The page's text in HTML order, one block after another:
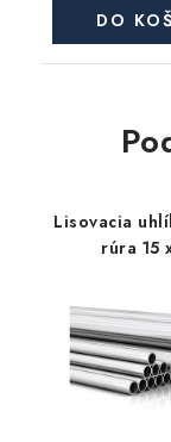
DO
Lisovacia
rúra 15